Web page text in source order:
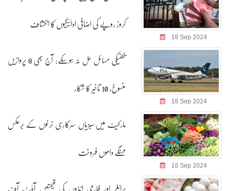
18 Sep 2024
کروڑ روپے کی اضافی ادائیگیوں کا انکشاف
18 Sep 2024
تکنیکی مسائل حل نہ ہوسکے: آج بھی 8 پروازیں
منسوخ، 10 تاخیر کا شکار
18 Sep 2024
مارکیٹ میں سبزیاں سرکاری نرخوں کے برعکس
مہنگے داموں فروخت